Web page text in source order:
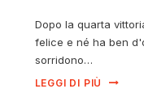
Dopo la quarta
felice e né ha ben
sorridono…
LEGGI DI PIÙ